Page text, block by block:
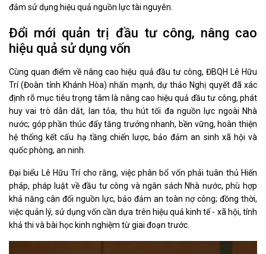
đảm sử dụng hiệu quả nguồn lực tài nguyên.
Đổi mới quản trị đầu tư công, nâng cao
hiệu quả sử dụng vốn
Cùng quan điểm về nâng cao hiệu quả đầu tư công, ĐBQH Lê Hữu
Trí (Đoàn tỉnh Khánh Hòa) nhấn mạnh, dự thảo Nghị quyết đã xác
định rõ mục tiêu trọng tâm là nâng cao hiệu quả đầu tư công, phát
huy vai trò dẫn dắt, lan tỏa, thu hút tối đa nguồn lực ngoài Nhà
nước; góp phần thúc đẩy tăng trưởng nhanh, bền vững, hoàn thiện
hệ thống kết cấu hạ tầng chiến lược, bảo đảm an sinh xã hội và
quốc phòng, an ninh.
Đại biểu Lê Hữu Trí cho rằng, việc phân bổ vốn phải tuân thủ Hiến
pháp, pháp luật về đầu tư công và ngân sách Nhà nước, phù hợp
khả năng cân đối nguồn lực, bảo đảm an toàn nợ công; đồng thời,
việc quản lý, sử dụng vốn cần dựa trên hiệu quả kinh tế - xã hội, tính
khả thi và bài học kinh nghiệm từ giai đoạn trước.